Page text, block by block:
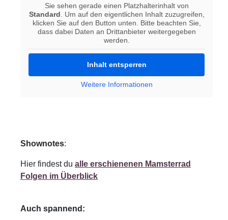
Sie sehen gerade einen Platzhalterinhalt von
Standard . Um auf den eigentlichen Inhalt zuzugreifen,
klicken Sie auf den Button unten. Bitte beachten Sie,
dass dabei Daten an Drittanbieter weitergegeben
werden.
Inhalt entsperren
Weitere Informationen
Shownotes:
Hier findest du alle erschienenen Mamsterrad
Folgen im Überblick
Auch spannend: